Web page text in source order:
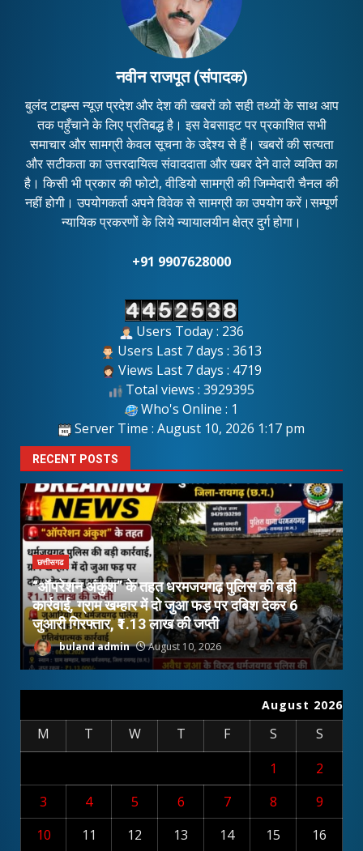
नवीन राजपूत (संपादक)
बुलंद टाइम्स न्यूज़ प्रदेश और देश की खबरों को सही तथ्यों के साथ आप
तक पहुँचाने के लिए प्रतिबद्ध है। इस वेबसाइट पर प्रकाशित सभी
समाचार और सामग्री केवल सूचना के उद्देश्य से हैं। खबरों की सत्यता
और सटीकता का उत्तरदायित्व संवाददाता और खबर देने वाले व्यक्ति का
है। किसी भी प्रकार की फोटो, वीडियो सामग्री की जिम्मेदारी चैनल की
नहीं होगी। उपयोगकर्ता अपने विवेक से सामग्री का उपयोग करें।सम्पूर्ण
न्यायिक प्रकरणों के लिये न्यायालयीन क्षेत्र दुर्ग होगा।
+91 9907628000
Users Today : 236
Users Last 7 days : 3613
Views Last 7 days : 4719
Total views : 3929395
Who's Online : 1
Server Time : August 10, 2026 1:17 pm
RECENT POSTS
छत्तीसगढ
ऑपरेशन प्रहार: 24 टन अवैध कबाड़ से लदा 14 चक्का
ट्रक पकड़ा, ₹17.55 लाख का माल और वाहन जब्त…
buland admin August 10, 2026
August 2026
M T W T F S
S
1
2
3
4 5 6 7 8
9
10
11 12 13 14 15 16